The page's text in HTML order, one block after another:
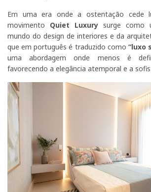
Em uma era onde a ostentação cede
movimento Quiet Luxury surge como
mundo do design de interiores e da
que em português é traduzido como “luxo
uma abordagem onde menos é
favorecendo a elegância atemporal e a